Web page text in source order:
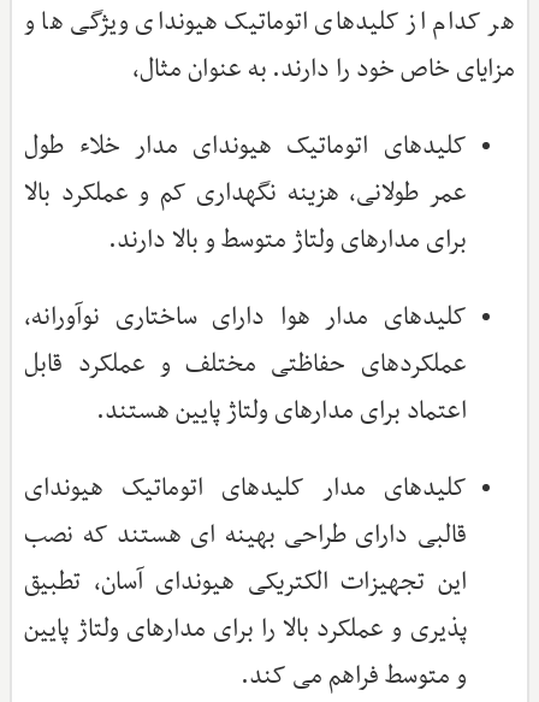
هر کدام از کلیدهای اتوماتیک هیوندای ویژگی ها و
مزایای خاص خود را دارند. به عنوان مثال،
کلیدهای اتوماتیک هیوندای مدار خلاء طول
عمر طولانی، هزینه نگهداری کم و عملکرد بالا
برای مدارهای ولتاژ متوسط و بالا دارند.
کلیدهای مدار هوا دارای ساختاری نوآورانه،
عملکردهای حفاظتی مختلف و عملکرد قابل
اعتماد برای مدارهای ولتاژ پایین هستند.
کلیدهای مدار کلیدهای اتوماتیک هیوندای
قالبی دارای طراحی بهینه ای هستند که نصب
این تجهیزات الکتریکی هیوندای آسان، تطبیق
پذیری و عملکرد بالا را برای مدارهای ولتاژ پایین
و متوسط فراهم می کند.